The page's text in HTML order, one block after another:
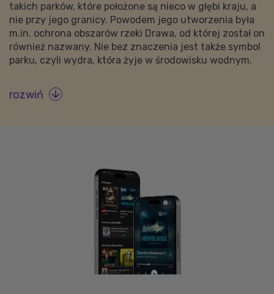
takich parków, które położone są nieco w głębi kraju, a
nie przy jego granicy. Powodem jego utworzenia była
m.in. ochrona obszarów rzeki Drawa, od której został on
również nazwany. Nie bez znaczenia jest także symbol
parku, czyli wydra, która żyje w środowisku wodnym.
rozwiń 